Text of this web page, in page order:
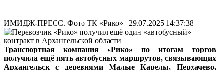
ИМИДЖ-ПРЕСС. Фото ТК «Рико» | 29.07.2025 14:37:38
Транспортная компания «Рико» по итогам торгов
получила ещё пять автобусных маршрутов, связывающих
Архангельск с деревнями Малые Карелы, Перхачево,